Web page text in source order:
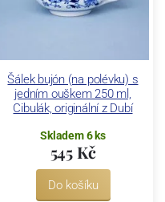
Šálek bujón (na polévku) s
jedním ouškem 250 ml,
Cibulák, originální z Dubí
Skladem 6 ks
545 Kč
Do košíku